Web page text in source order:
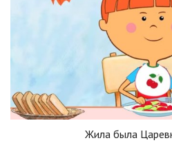
Жила была